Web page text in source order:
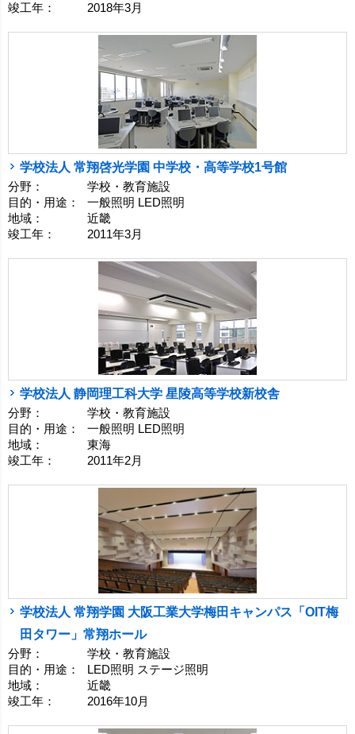
竣工年：
2018年3月
学校法人 常翔啓光学園 中学校・高等学校1号館
分野：
学校・教育施設
目的・用途：
一般照明 LED照明
地域：
近畿
竣工年：
2011年3月
学校法人 静岡理工科大学 星陵高等学校新校舎
分野：
学校・教育施設
目的・用途：
一般照明 LED照明
地域：
東海
竣工年：
2011年2月
学校法人 常翔学園 大阪工業大学梅田キャンパス「OIT梅
田タワー」常翔ホール
分野：
学校・教育施設
目的・用途：
LED照明 ステージ照明
地域：
近畿
竣工年：
2016年10月